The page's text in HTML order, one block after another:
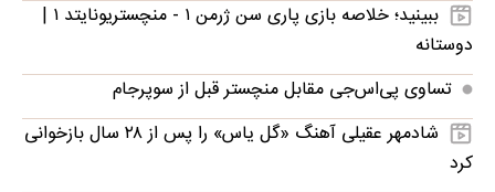
ببینید؛ خلاصه بازی پاری سن ژرمن ۱ - منچستریونایتد ۱ |
دوستانه
تساوی پی‌اس‌جی مقابل منچستر قبل از سوپرجام
شادمهر عقیلی آهنگ «گل یاس» را پس از ۲۸ سال بازخوانی
کرد